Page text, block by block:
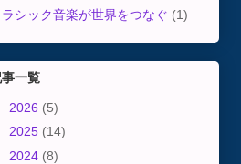
シック音楽が世界をつなぐ (1)
一覧
2026 (5)
2025 (14)
2024 (8)